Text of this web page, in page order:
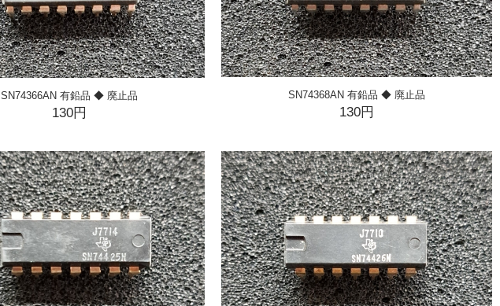
SN74366AN 有鉛品 ◆ 廃止品
130円
SN74368AN 有鉛品 ◆ 廃止品
130円